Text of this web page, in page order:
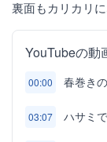
裏面もカリカリに
YouTubeの動
00:00 春巻き
03:07 ハサミ